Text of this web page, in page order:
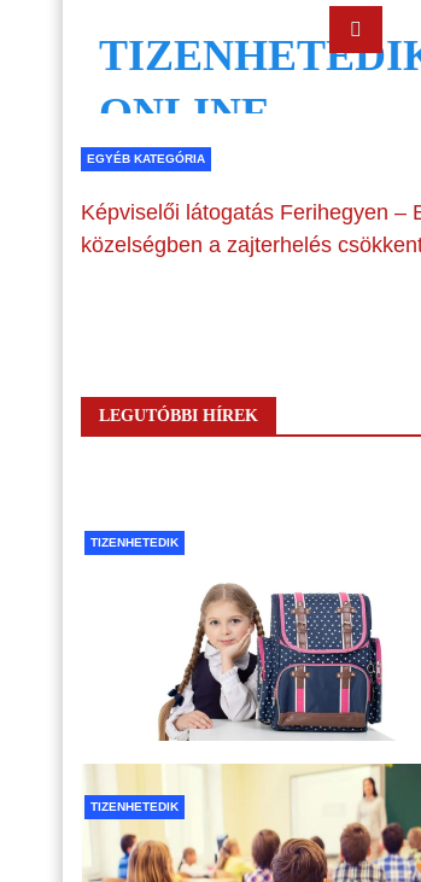
EGYÉB KATEGÓRIA
Képviselői látogatás Ferihegyen –
közelségben a zajterhelés
LEGUTÓBBI HÍREK
TIZENHETEDIK
TIZENHETEDIK